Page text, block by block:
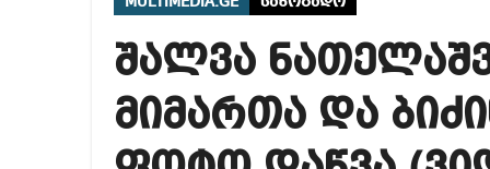
რატომ წვალობენ?
რა ხდება ენტონი
მიხეილ
შალვა
მიმართა და